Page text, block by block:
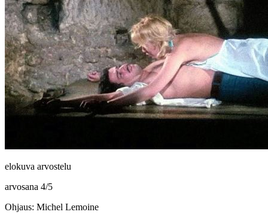
elokuva arvostelu
arvosana 4/5
Ohjaus: Michel Lemoine